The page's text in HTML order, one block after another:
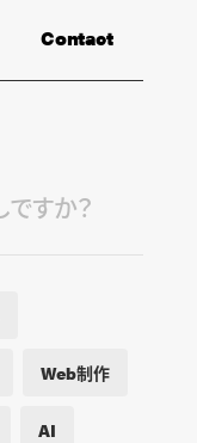
Contact
Web制作
AI